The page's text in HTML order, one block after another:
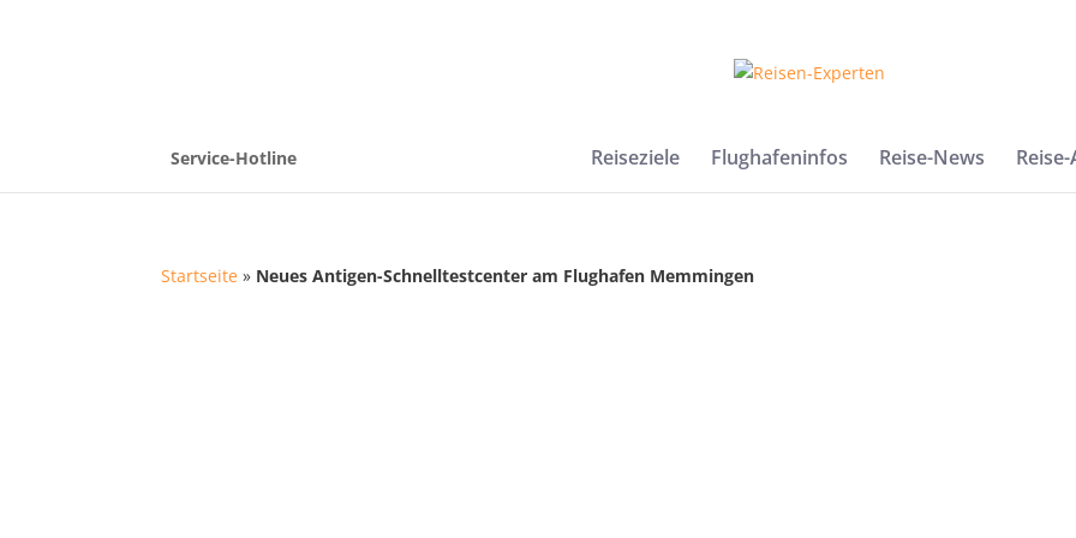
Service-Hotline Reiseziele Flughafeninfos Reise-News
Startseite » Neues Antigen-Schnelltestcenter am Flughafen Memmingen